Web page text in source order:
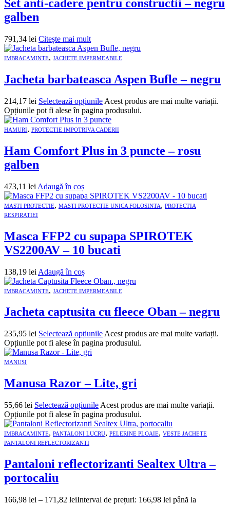
Set anti-cadere pentru constructii – negru
galben
791,34 lei Citește mai mult
IMBRACAMINTE, JACHETE IMPERMEABILE
Jacheta barbateasca Aspen Bufle – negru
214,17 lei Selectează opțiunile Acest produs are mai multe variații.
Opțiunile pot fi alese în pagina produsului.
HAMURI, PROTECTIE IMPOTRIVA CADERII
Ham Comfort Plus in 3 puncte – rosu
galben
473,11 lei Adaugă în coș
MASTI PROTECTIE, MASTI PROTECTIE UNICA FOLOSINTA, PROTECTIA
RESPIRATIEI
Masca FFP2 cu supapa SPIROTEK
VS2200AV – 10 bucati
138,19 lei Adaugă în coș
IMBRACAMINTE, JACHETE IMPERMEABILE
Jacheta captusita cu fleece Oban – negru
235,95 lei Selectează opțiunile Acest produs are mai multe variații.
Opțiunile pot fi alese în pagina produsului.
MANUSI
Manusa Razor – Lite, gri
55,66 lei Selectează opțiunile Acest produs are mai multe variații.
Opțiunile pot fi alese în pagina produsului.
IMBRACAMINTE, PANTALONI LUCRU, PELERINE PLOAIE, VESTE JACHETE
PANTALONI REFLECTORIZANTI
Pantaloni reflectorizanti Sealtex Ultra –
portocaliu
166,98 lei – 171,82 leiInterval de prețuri: 166,98 lei până la